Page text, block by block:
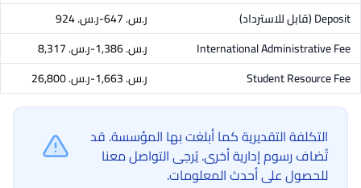
Deposit(قابل للاسترداد)
ر.س.‏ 647-ر.س.‏ 924
International Administrative Fee
ر.س.‏ 1,386-ر.س.‏ 8,317
Student Resource Fee
ر.س.‏ 1,663-ر.س.‏ 26,800
التكلفة التقديرية كما أبلغت بها المؤسسة. قد
تُضاف رسوم إدارية أخرى. يُرجى التواصل معنا
للحصول على أحدث المعلومات.